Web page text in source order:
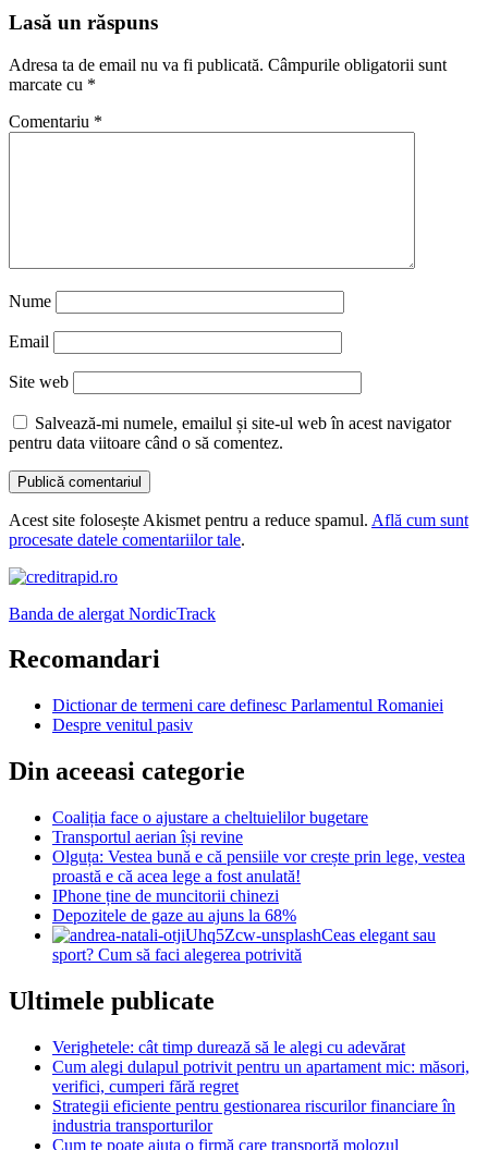
Lasă un răspuns
Adresa ta de email nu va fi publicată. Câmpurile obligatorii sunt
marcate cu *
Comentariu *
Nume
Email
Site web
Salvează-mi numele, emailul și site-ul web în acest navigator
pentru data viitoare când o să comentez.
Acest site folosește Akismet pentru a reduce spamul. Află cum sunt
procesate datele comentariilor tale.
Banda de alergat NordicTrack
Recomandari
Dictionar de termeni care definesc Parlamentul Romaniei
Despre venitul pasiv
Din aceeasi categorie
Coaliția face o ajustare a cheltuielilor bugetare
Transportul aerian își revine
Olguța: Vestea bună e că pensiile vor crește prin lege, vestea
proastă e că acea lege a fost anulată!
IPhone ține de muncitorii chinezi
Depozitele de gaze au ajuns la 68%
Ceas elegant sau
sport? Cum să faci alegerea potrivită
Ultimele publicate
Verighetele: cât timp durează să le alegi cu adevărat
Cum alegi dulapul potrivit pentru un apartament mic: măsori,
verifici, cumperi fără regret
Strategii eficiente pentru gestionarea riscurilor financiare în
industria transporturilor
Cum te poate ajuta o firmă care transportă molozul